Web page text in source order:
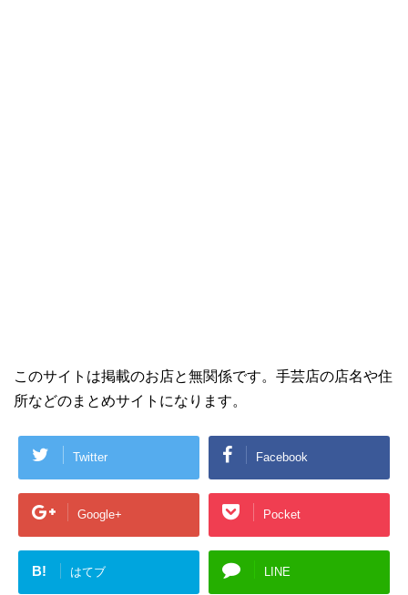
このサイトは掲載のお店と無関係です。手芸店の店名や住
所などのまとめサイトになります。
Twitter Facebook
Google+ Pocket
B! はてブ LINE